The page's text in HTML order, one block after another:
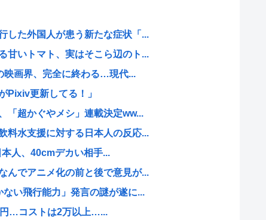
した外国人が患う新たな症状「...
甘いトマト、実はそこら辺のト...
映画界、完全に終わる…現代...
Pixiv更新してる！」
「超かぐやメシ」連載決定ww...
料水支援に対する日本人の反応...
人、40cmデカい相手...
んでアニメ化の前と後で意見が...
い飛行能力」発言の謎が遂に...
…コストは2万以上…...